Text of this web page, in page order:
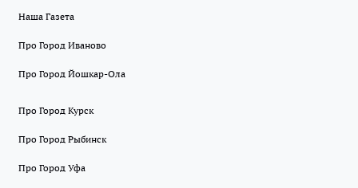
Наша Газета
Про Город Иваново
Про Город Йошкар-Ола
Про Город Курск
Про Город Рыбинск
Про Город Уфа